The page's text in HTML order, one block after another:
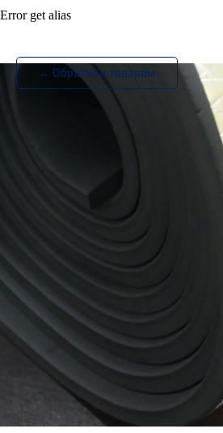
ИзотехПро
← Обратно к товарам
Error get alias